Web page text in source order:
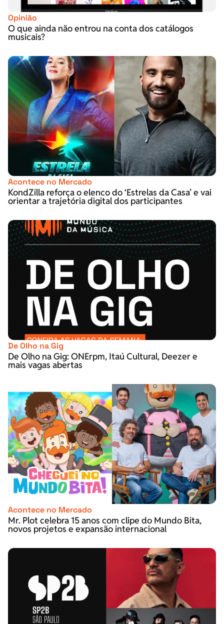
Opinião
O que ainda não entrou na conta dos catálogos
musicais?
Acontece no Mercado
KondZilla reforça o elenco do ‘Estrelas da Casa’ e vai
orientar a trajetória digital dos participantes
De Olho na Gig
De Olho na Gig: ONErpm, Itaú Cultural, Deezer e
mais vagas abertas
Acontece no Mercado
Mr. Plot celebra 15 anos com clipe do Mundo Bita,
novos projetos e expansão internacional